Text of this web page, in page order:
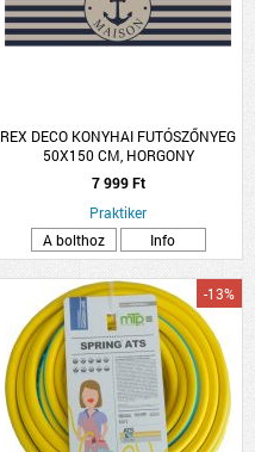
REX DECO KONYHAI FUTÓSZŐNYEG
50X150 CM, HORGONY
7 999 Ft
Praktiker
A bolthoz
Info
-13%